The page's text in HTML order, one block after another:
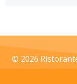
© 2026